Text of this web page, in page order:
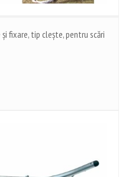
fixare, tip cleşte, pentru scări